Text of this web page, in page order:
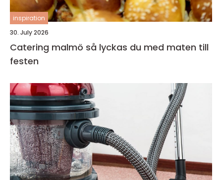
inspiration
30. July 2026
Catering malmö så lyckas du med maten till
festen